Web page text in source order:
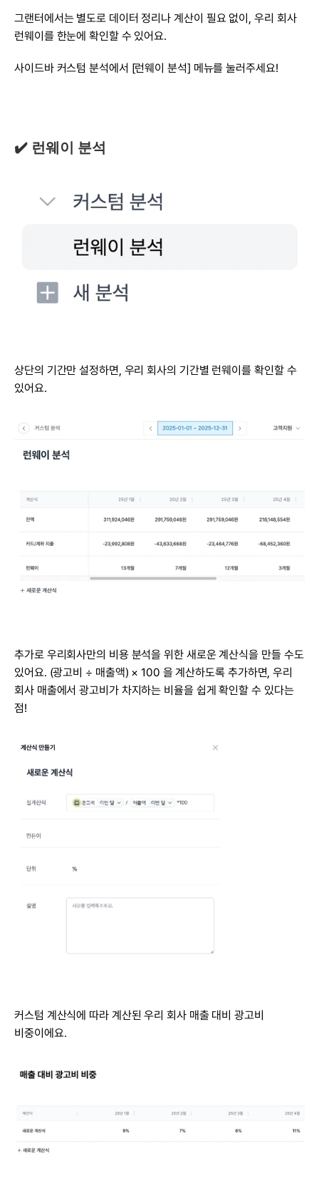
그랜터에서는 별도로 데이터 정리나 계산이 필요 없이, 우리 회사
런웨이를 한눈에 확인할 수 있어요.
사이드바 커스텀 분석에서 [런웨이 분석] 메뉴를 눌러주세요!
✔️ 런웨이 분석
상단의 기간만 설정하면, 우리 회사의 기간별 런웨이를 확인할 수
있어요.
추가로 우리회사만의 비용 분석을 위한 새로운 계산식을 만들 수도
있어요. (광고비 ÷ 매출액) × 100 을 계산하도록 추가하면, 우리
회사 매출에서 광고비가 차지하는 비율을 쉽게 확인할 수 있다는
점!
커스텀 계산식에 따라 계산된 우리 회사 매출 대비 광고비
비중이에요.